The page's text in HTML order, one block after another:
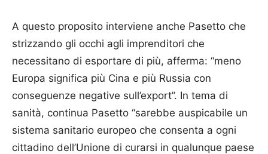
A questo proposito interviene anche Pasetto che
strizzando gli occhi agli imprenditori che
necessitano di esportare di più, afferma: “meno
Europa significa più Cina e più Russia con
conseguenze negative sull’export”. In tema di
sanità, continua Pasetto “sarebbe auspicabile un
sistema sanitario europeo che consenta a ogni
cittadino dell’Unione di curarsi in qualunque paese